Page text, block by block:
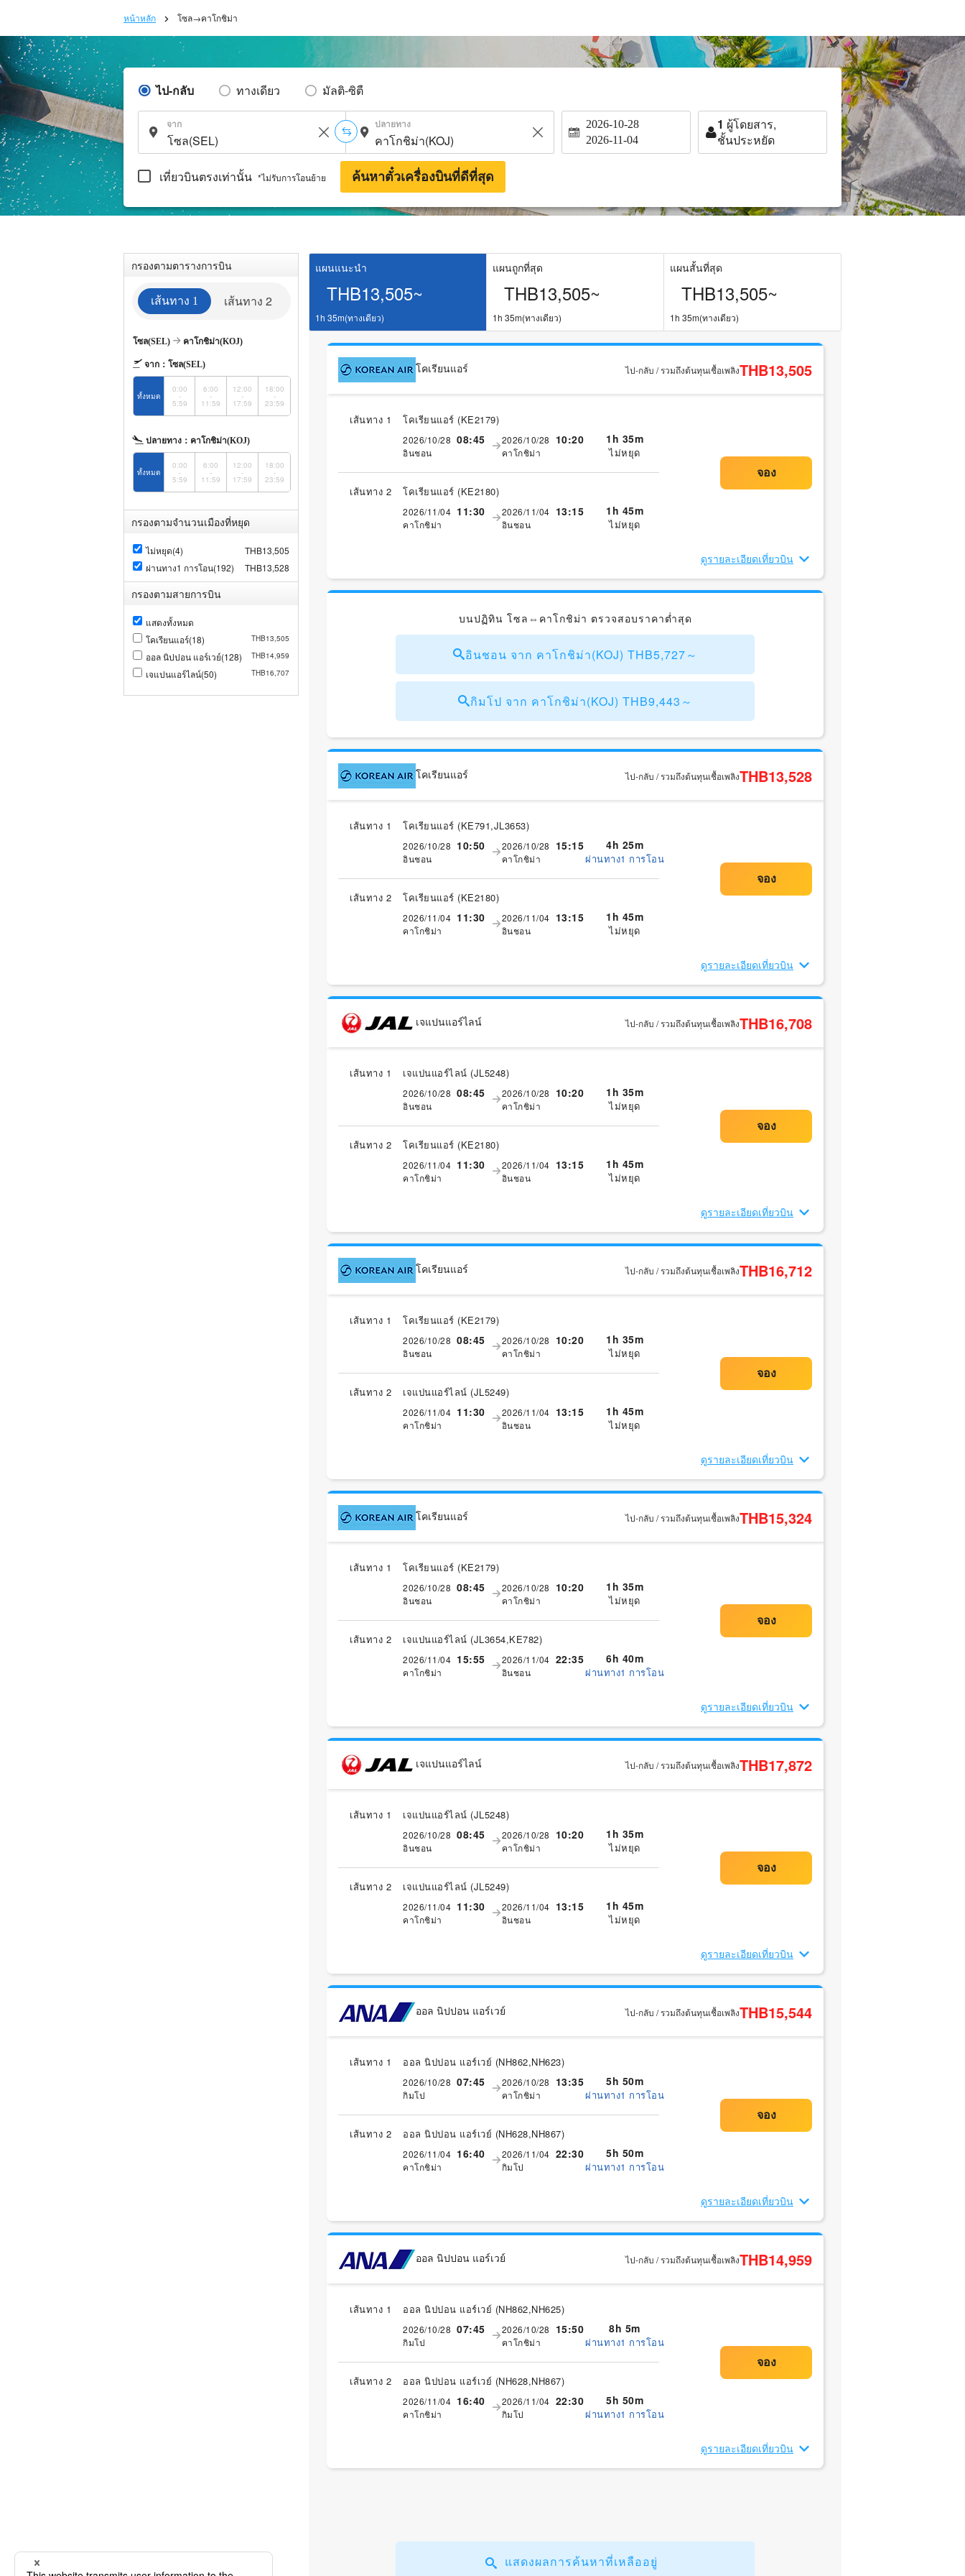
หน้าหลัก โซล→คาโกชิม่า
ไป-กลับ ทางเดียว มัลติ-ซิตี้
จาก ปลายทาง 2026-10-28
2026-11-04
1 ผู้โดยสาร,
ชั้นประหยัด
เที่ยวบินตรงเท่านั้น *ไม่รับการโอนย้าย ค้นหาตั๋วเครื่องบินที่ดีที่สุด
กรองตามตารางการบิน
เส้นทาง 1 เส้นทาง 2
โซล(SEL) คาโกชิม่า(KOJ)
จาก： โซล(SEL)
ทั้งหมด
0:00
-
5:59
6:00
-
11:59
12:00
-
17:59
18:00
-
23:59
ปลายทาง： คาโกชิม่า(KOJ)
ทั้งหมด
0:00
-
5:59
6:00
-
11:59
12:00
-
17:59
18:00
-
23:59
กรองตามจำนวนเมืองที่หยุด
ไม่หยุด(4)
THB13,505
ผ่านทาง1 การโอน(192)
THB13,528
กรองตามสายการบิน
แสดงทั้งหมด
โคเรียนแอร์(18)
THB13,505
ออล นิปปอน แอร์เวย์(128) THB14,959
เจแปนแอร์ไลน์(50) THB16,707
แผนแนะนำ
THB13,505~
1h 35m(ทางเดียว)
แผนถูกที่สุด
THB13,505~
1h 35m(ทางเดียว)
แผนสั้นที่สุด
THB13,505~
1h 35m(ทางเดียว)
โคเรียนแอร์ ไป-กลับ / รวมถึงต้นทุนเชื้อเพลิงTHB13,505
เส้นทาง 1 โคเรียนแอร์ (KE2179)
2026/10/28 08:45
อินชอน
2026/10/28 10:20
คาโกชิม่า
1h 35m
ไม่หยุด
เส้นทาง 2 โคเรียนแอร์ (KE2180)
2026/11/04 11:30
คาโกชิม่า
2026/11/04 13:15
อินชอน
1h 45m
ไม่หยุด
ดูรายละเอียดเที่ยวบิน
บนปฏิทิน โซล⇔คาโกชิม่า ตรวจสอบราคาต่ำสุด
อินชอน จาก คาโกชิม่า(KOJ) THB5,727～
กิมโป จาก คาโกชิม่า(KOJ) THB9,443～
โคเรียนแอร์ ไป-กลับ / รวมถึงต้นทุนเชื้อเพลิงTHB13,528
เส้นทาง 1 โคเรียนแอร์ (KE791,JL3653)
2026/10/28 10:50
อินชอน
2026/10/28 15:15
คาโกชิม่า
4h 25m
ผ่านทาง1 การโอน
เส้นทาง 2 โคเรียนแอร์ (KE2180)
2026/11/04 11:30
คาโกชิม่า
2026/11/04 13:15
อินชอน
1h 45m
ไม่หยุด
ดูรายละเอียดเที่ยวบิน
เจแปนแอร์ไลน์ ไป-กลับ / รวมถึงต้นทุนเชื้อเพลิงTHB16,708
เส้นทาง 1 เจแปนแอร์ไลน์ (JL5248)
2026/10/28 08:45
อินชอน
2026/10/28 10:20
คาโกชิม่า
1h 35m
ไม่หยุด
เส้นทาง 2 โคเรียนแอร์ (KE2180)
2026/11/04 11:30
คาโกชิม่า
2026/11/04 13:15
อินชอน
1h 45m
ไม่หยุด
ดูรายละเอียดเที่ยวบิน
โคเรียนแอร์ ไป-กลับ / รวมถึงต้นทุนเชื้อเพลิงTHB16,712
เส้นทาง 1 โคเรียนแอร์ (KE2179)
2026/10/28 08:45
อินชอน
2026/10/28 10:20
คาโกชิม่า
1h 35m
ไม่หยุด
เส้นทาง 2 เจแปนแอร์ไลน์ (JL5249)
2026/11/04 11:30
คาโกชิม่า
2026/11/04 13:15
อินชอน
1h 45m
ไม่หยุด
ดูรายละเอียดเที่ยวบิน
โคเรียนแอร์ ไป-กลับ / รวมถึงต้นทุนเชื้อเพลิงTHB15,324
เส้นทาง 1 โคเรียนแอร์ (KE2179)
2026/10/28 08:45
อินชอน
2026/10/28 10:20
คาโกชิม่า
1h 35m
ไม่หยุด
เส้นทาง 2 เจแปนแอร์ไลน์ (JL3654,KE782)
2026/11/04 15:55
คาโกชิม่า
2026/11/04 22:35
อินชอน
6h 40m
ผ่านทาง1 การโอน
ดูรายละเอียดเที่ยวบิน
เจแปนแอร์ไลน์ ไป-กลับ / รวมถึงต้นทุนเชื้อเพลิงTHB17,872
เส้นทาง 1 เจแปนแอร์ไลน์ (JL5248)
2026/10/28 08:45
อินชอน
2026/10/28 10:20
คาโกชิม่า
1h 35m
ไม่หยุด
เส้นทาง 2 เจแปนแอร์ไลน์ (JL5249)
2026/11/04 11:30
คาโกชิม่า
2026/11/04 13:15
อินชอน
1h 45m
ไม่หยุด
ดูรายละเอียดเที่ยวบิน
ออล นิปปอน แอร์เวย์ ไป-กลับ / รวมถึงต้นทุนเชื้อเพลิงTHB15,544
เส้นทาง 1 ออล นิปปอน แอร์เวย์ (NH862,NH623)
2026/10/28 07:45
กิมโป
2026/10/28 13:35
คาโกชิม่า
5h 50m
ผ่านทาง1 การโอน
เส้นทาง 2 ออล นิปปอน แอร์เวย์ (NH628,NH867)
2026/11/04 16:40
คาโกชิม่า
2026/11/04 22:30
กิมโป
5h 50m
ผ่านทาง1 การโอน
ดูรายละเอียดเที่ยวบิน
ออล นิปปอน แอร์เวย์ ไป-กลับ / รวมถึงต้นทุนเชื้อเพลิงTHB14,959
เส้นทาง 1 ออล นิปปอน แอร์เวย์ (NH862,NH625)
2026/10/28 07:45
กิมโป
2026/10/28 15:50
คาโกชิม่า
8h 5m
ผ่านทาง1 การโอน
เส้นทาง 2 ออล นิปปอน แอร์เวย์ (NH628,NH867)
2026/11/04 16:40
คาโกชิม่า
2026/11/04 22:30
กิมโป
5h 50m
ผ่านทาง1 การโอน
ดูรายละเอียดเที่ยวบิน
แสดงผลการค้นหาที่เหลืออยู่